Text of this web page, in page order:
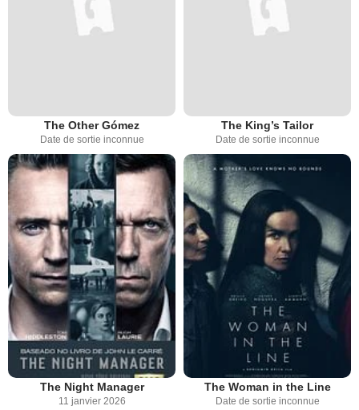
The Other Gómez
Date de sortie inconnue
The King’s Tailor
Date de sortie inconnue
The Night Manager
11 janvier 2026
The Woman in the Line
Date de sortie inconnue